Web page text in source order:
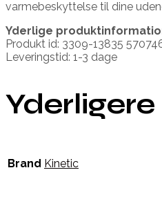
varmebeskyttelse til dine
Yderlige
Produkt id: 3309-13835
Leveringstid: 1-3 dage
Brand Kinetic